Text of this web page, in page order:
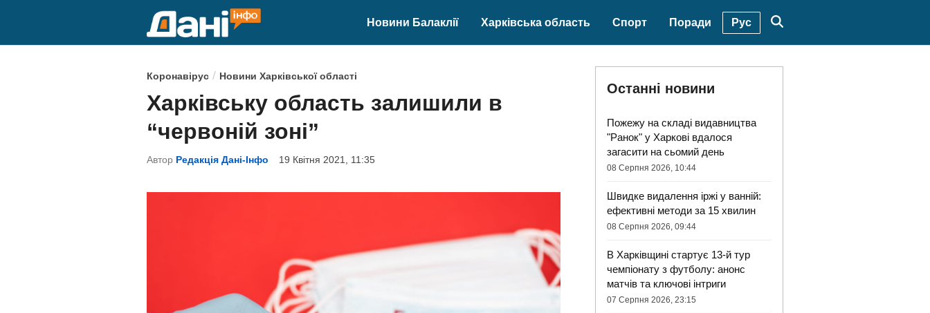
Новини Балаклії Харківська область Спорт Поради Рус
P
o
s
t
i
Коронавірус / Новини Харківської області
Харківську область залишили в
“червоній зоні”
Автор Редакція Дані-Інфо 19 Квітня 2021, 11:35
Останні новини
Пожежу на складі видавництва
"Ранок" у Харкові вдалося
загасити на сьомий день
08 Серпня 2026, 10:44
Швидке видалення іржі у ванній:
ефективні методи за 15 хвилин
08 Серпня 2026, 09:44
В Харківщині стартує 13-й тур
чемпіонату з футболу: анонс
матчів та ключові інтриги
07 Серпня 2026, 23:15